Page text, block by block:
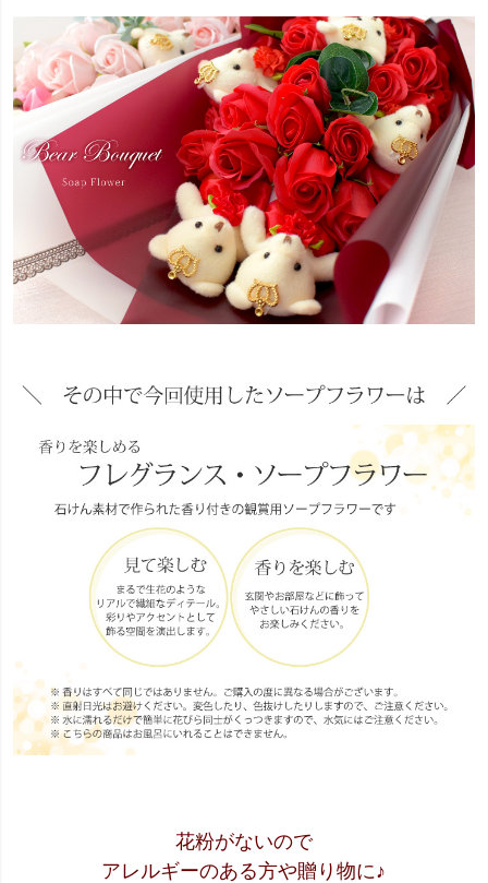
花粉がないので
アレルギーのある方や贈り物に♪